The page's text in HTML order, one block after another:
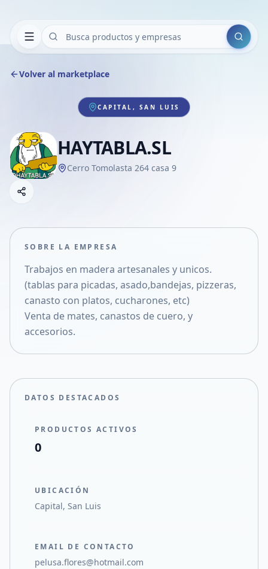
Buscar
Volver al marketplace
CAPITAL, SAN LUIS
HAYTABLA.SL
Cerro Tomolasta 264 casa 9
Compartir empresa
Compartir en X
SOBRE LA EMPRESA
Trabajos en madera artesanales y unicos.
(tablas para picadas, asado,bandejas, pizzeras,
canasto con platos, cucharones, etc)
Venta de mates, canastos de cuero, y
accesorios.
DATOS DESTACADOS
PRODUCTOS ACTIVOS
0
UBICACIÓN
Capital, San Luis
EMAIL DE CONTACTO
pelusa.flores@hotmail.com